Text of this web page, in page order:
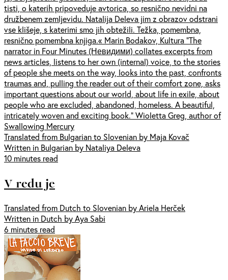
tisti, o katerih pripoveduje avtorica, so resnično nevidni na
družbenem zemljevidu. Natalija Deleva jim z obrazov odstrani
vse klišeje, s katerimi smo jih obtežili. Težka, pomembna,
resnično pomembna knjiga.« Marin Bodakov, Kultura “The
narrator in Four Minutes (Невидими) collates excerpts from
news articles, listens to her own (internal) voice, to the stories
of people she meets on the way, looks into the past, confronts
traumas and, pulling the reader out of their comfort zone, asks
important questions about our world, about life in exile, about
people who are excluded, abandoned, homeless. A beautiful,
intricately woven and exciting book.” Wioletta Greg, author of
Swallowing Mercury
Translated from Bulgarian to Slovenian by Maja Kovač
Written in Bulgarian by Nataliya Deleva
10 minutes read
V redu je
Translated from Dutch to Slovenian by Ariela Herček
Written in Dutch by Aya Sabi
6 minutes read